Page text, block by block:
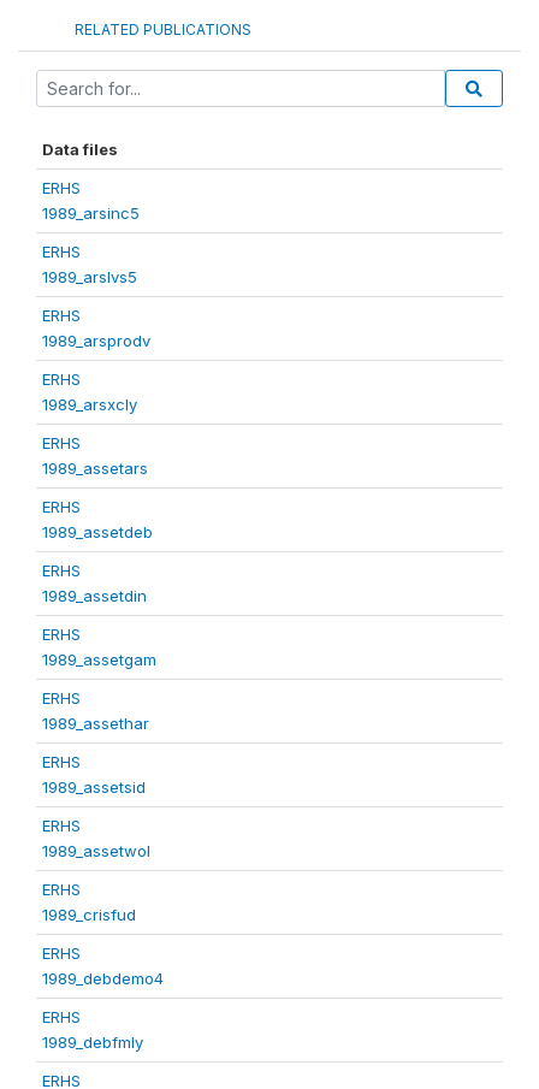
RELATED PUBLICATIONS
Data files
ERHS
1989_arsinc5
ERHS
1989_arslvs5
ERHS
1989_arsprodv
ERHS
1989_arsxcly
ERHS
1989_assetars
ERHS
1989_assetdeb
ERHS
1989_assetdin
ERHS
1989_assetgam
ERHS
1989_assethar
ERHS
1989_assetsid
ERHS
1989_assetwol
ERHS
1989_crisfud
ERHS
1989_debdemo4
ERHS
1989_debfmly
ERHS